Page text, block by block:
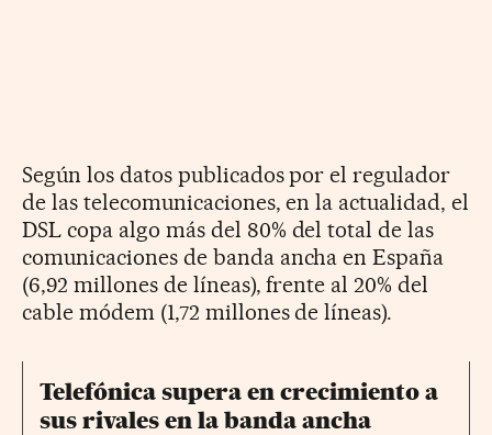
Según los datos publicados por el regulador
de las telecomunicaciones, en la actualidad, el
DSL copa algo más del 80% del total de las
comunicaciones de banda ancha en España
(6,92 millones de líneas), frente al 20% del
cable módem (1,72 millones de líneas).
Telefónica supera en crecimiento a
sus rivales en la banda ancha